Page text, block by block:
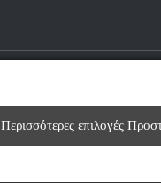
Περισσότερες επιλογές